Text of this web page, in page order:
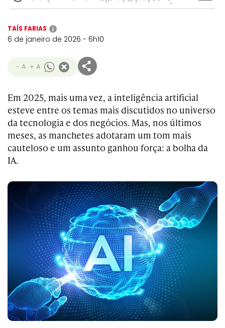
TAÍS FARIAS i
6 de janeiro de 2026 - 6h10
- A + A
Em 2025, mais uma vez, a inteligência artificial
esteve entre os temas mais discutidos no universo
da tecnologia e dos negócios. Mas, nos últimos
meses, as manchetes adotaram um tom mais
cauteloso e um assunto ganhou força: a bolha da
IA.